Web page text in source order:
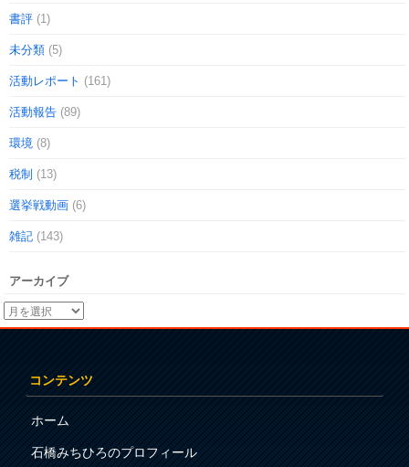
書評 (1)
未分類 (5)
活動レポート (161)
活動報告 (89)
環境 (8)
税制 (13)
選挙戦動画 (6)
雑記 (143)
アーカイブ
コンテンツ
ホーム
石橋みちひろのプロフィール